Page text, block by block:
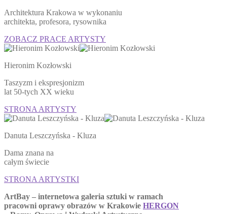
Architektura Krakowa w wykonaniu
architekta, profesora, rysownika
ZOBACZ PRACE ARTYSTY
Hieronim Kozłowski
Taszyzm i ekspresjonizm
lat 50-tych XX wieku
STRONA ARTYSTY
Danuta Leszczyńska - Kluza
Dama znana na
całym świecie
STRONA ARTYSTKI
ArtBay – internetowa galeria sztuki w ramach
pracowni oprawy obrazów w Krakowie HERGON